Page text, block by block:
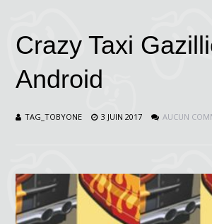
Crazy Taxi
Android
TAG_TOBYONE 3 JUIN 2017 AUCUN